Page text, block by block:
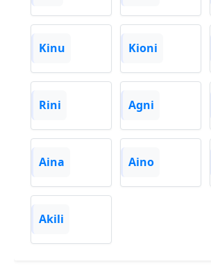
Kinu Kioni
Rini Agni
Aina Aino
Akili